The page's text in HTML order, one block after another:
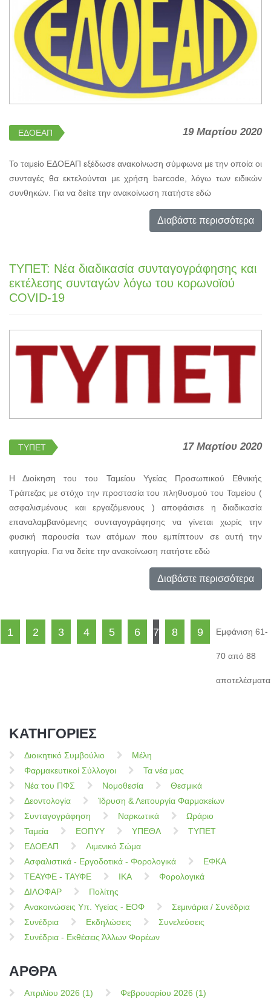
ΕΔΟΕΑΠ 19 Μαρτίου 2020
Το ταμείο ΕΔΟΕΑΠ εξέδωσε ανακοίνωση σύμφωνα με την οποία οι
συνταγές θα εκτελούνται με χρήση barcode, λόγω των ειδικών
συνθηκών. Για να δείτε την ανακοίνωση πατήστε εδώ
Διαβάστε περισσότερα
ΤΥΠΕΤ: Νέα διαδικασία συνταγογράφησης και
εκτέλεσης συνταγών λόγω του κορωνοϊού
COVID-19
ΤΥΠΕΤ 17 Μαρτίου 2020
Η Διοίκηση του του Ταμείου Υγείας Προσωπικού Εθνικής
Τράπεζας με στόχο την προστασία του πληθυσμού του Ταμείου (
ασφαλισμένους και εργαζόμενους ) αποφάσισε η διαδικασία
επαναλαμβανόμενης συνταγογράφησης να γίνεται χωρίς την
φυσική παρουσία των ατόμων που εμπίπτουν σε αυτή την
κατηγορία. Για να δείτε την ανακοίνωση πατήστε εδώ
Διαβάστε περισσότερα
1 2 3 4 5 6 7 8 9 Εμφάνιση 61-
70 από 88
αποτελέσματα
ΚΑΤΗΓΟΡΙΕΣ
Διοικητικό Συμβούλιο
Μέλη
Φαρμακευτικοί Σύλλογοι
Τα νέα μας
Νέα του ΠΦΣ
Νομοθεσία
Θεσμικά
Δεοντολογία
Ίδρυση & Λειτουργία Φαρμακείων
Συνταγογράφηση
Ναρκωτικά
Ωράριο
Ταμεία
ΕΟΠΥΥ ΥΠΕΘΑ
ΤΥΠΕΤ
ΕΔΟΕΑΠ
Λιμενικό Σώμα
Ασφαλιστικά - Εργοδοτικά - Φορολογικά
ΕΦΚΑ
ΤΕΑΥΦΕ - ΤΑΥΦΕ
ΙΚΑ
Φορολογικά
ΔΙΛΟΦΑΡ
Πολίτης
Ανακοινώσεις Υπ. Υγείας - ΕΟΦ
Σεμινάρια / Συνέδρια
Συνέδρια
Εκδηλώσεις
Συνελεύσεις
Συνέδρια - Εκθέσεις Άλλων Φορέων
ΑΡΘΡΑ
Απριλίου 2026 (1)
Φεβρουαρίου 2026 (1)